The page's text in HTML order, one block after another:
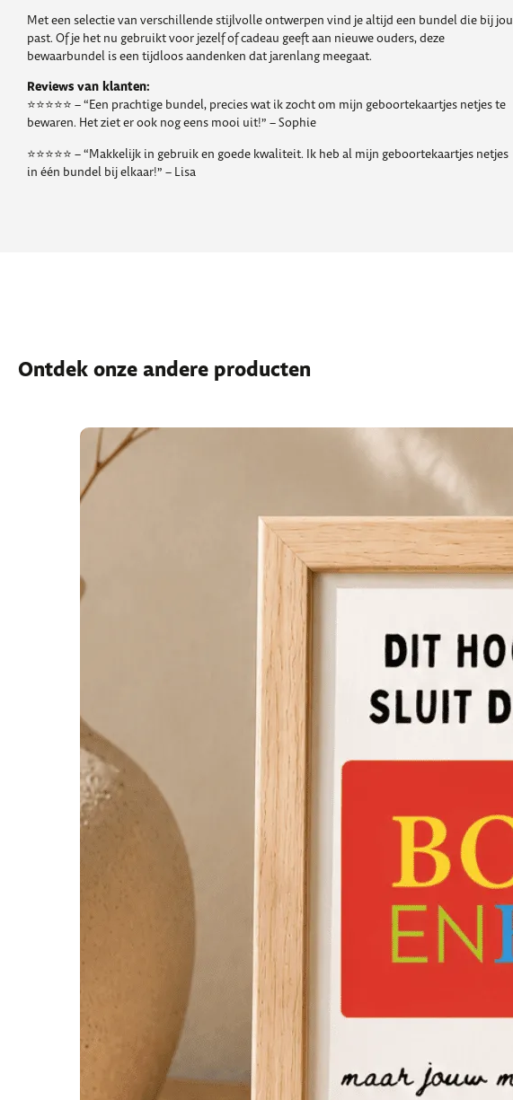
Met een selectie van verschillende stijlvolle ontwerpen vind je altijd een bundel die bij jou
past. Of je het nu gebruikt voor jezelf of cadeau geeft aan nieuwe ouders, deze
bewaarbundel is een tijdloos aandenken dat jarenlang meegaat.
Reviews van klanten:
⭐️⭐️⭐️⭐️⭐️ – “Een prachtige bundel, precies wat ik zocht om mijn geboortekaartjes netjes te
bewaren. Het ziet er ook nog eens mooi uit!” – Sophie
⭐️⭐️⭐️⭐️⭐️ – “Makkelijk in gebruik en goede kwaliteit. Ik heb al mijn geboortekaartjes netjes
in één bundel bij elkaar!” – Lisa
Ontdek onze andere producten